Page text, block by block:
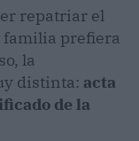
repatriar el
familia prefiera
la
distinta: acta
de la